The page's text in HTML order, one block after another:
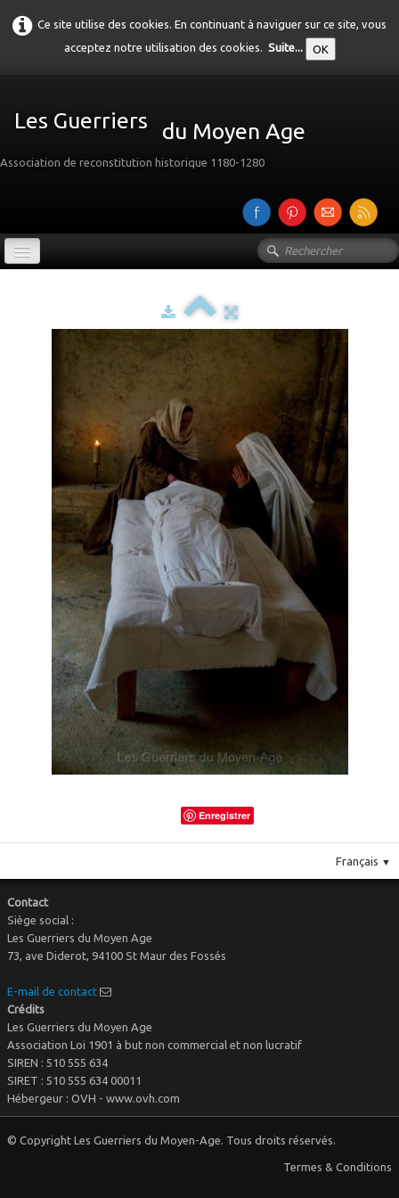
Ce site utilise des cookies. En continuant à naviguer sur ce site, vous
acceptez notre utilisation des cookies. Suite... OK
Les Guerriers du Moyen Age
Association de reconstitution historique 1180-1280
▼
Le mobilier
Enregistrer
Français ▼
Contact
Siège social :
Les Guerriers du Moyen Age
73, ave Diderot, 94100 St Maur des Fossés
E-mail de contact
Crédits
Les Guerriers du Moyen Age
Association Loi 1901 à but non commercial et non lucratif
SIREN : 510 555 634
SIRET : 510 555 634 00011
Hébergeur : OVH - www.ovh.com
© Copyright Les Guerriers du Moyen-Age. Tous droits réservés.
Termes & Conditions